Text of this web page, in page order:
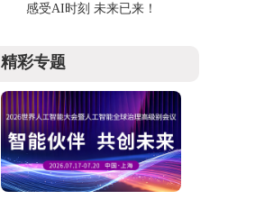
感受AI时刻 未来已来！
精彩专题